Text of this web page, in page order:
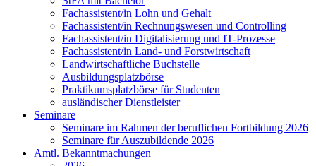
Fachassistent/in Lohn und Gehalt
Fachassistent/in Rechnungswesen und Controlling
Fachassistent/in Digitalisierung und IT-Prozesse
Fachassistent/in Land- und Forstwirtschaft
Landwirtschaftliche Buchstelle
Ausbildungsplatzbörse
Praktikumsplatzbörse für Studenten
ausländischer Dienstleister
Seminare
Seminare im Rahmen der beruflichen Fortbildung 2026
Seminare für Auszubildende 2026
Amtl. Bekanntmachungen